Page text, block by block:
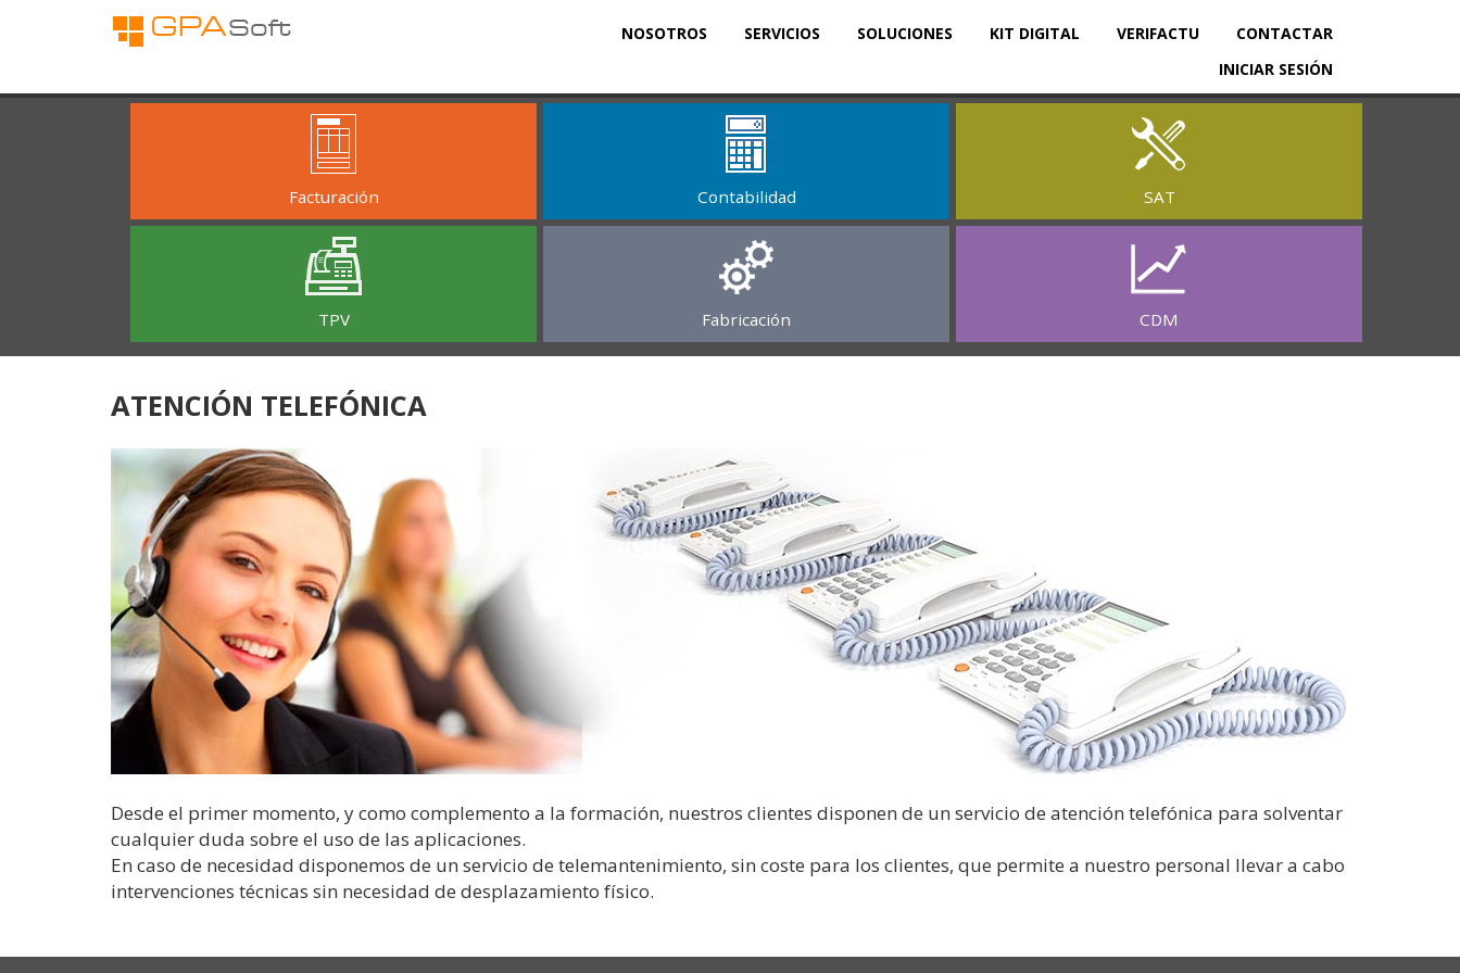
Pasar al contenido principal
NOSOTROS SERVICIOS SOLUCIONES KIT DIGITAL VERIFACTU
CONTACTAR
INICIAR SESIÓN
Facturación Contabilidad SAT
TPV Fabricación CDM
ATENCIÓN TELEFÓNICA
Desde el primer momento, y como complemento a la formación, nuestros clientes disponen de un servicio de atención telefónica para solventar
cualquier duda sobre el uso de las aplicaciones.
En caso de necesidad disponemos de un servicio de telemantenimiento, sin coste para los clientes, que permite a nuestro personal llevar a cabo
intervenciones técnicas sin necesidad de desplazamiento físico.